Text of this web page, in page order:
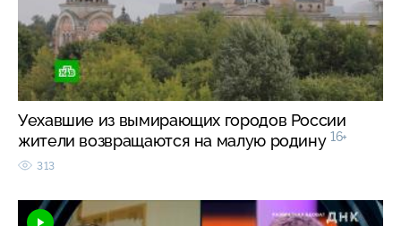
Уехавшие из вымирающих городов России
жители возвращаются на малую родину 16+
313